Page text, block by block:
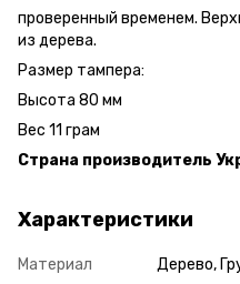
проверенный временем.
из дерева.
Размер тампера:
Высота 80 мм
Вес 11 грам
Страна производитель
Характеристики
Материал
Дерево,